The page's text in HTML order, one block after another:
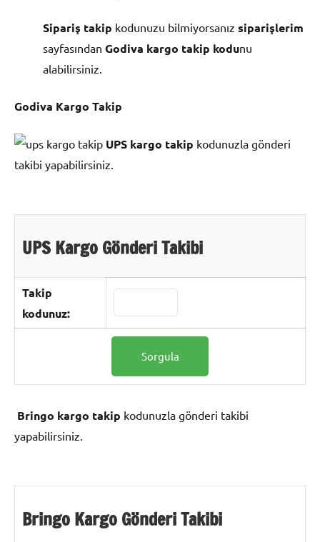
Sipariş takip kodunuzu bilmiyorsanız siparişlerim
sayfasından Godiva kargo takip kodunu
alabilirsiniz.
Godiva Kargo Takip
UPS kargo takip kodunuzla gönderi
takibi yapabilirsiniz.
UPS Kargo Gönderi Takibi
Takip
kodunuz:
Bringo kargo takip kodunuzla gönderi takibi
yapabilirsiniz.
Bringo Kargo Gönderi Takibi